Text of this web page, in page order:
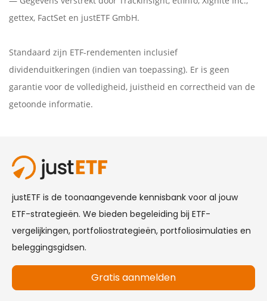
gettex, FactSet en justETF GmbH.
Standaard zijn ETF-rendementen inclusief
dividenduitkeringen (indien van toepassing). Er is geen
garantie voor de volledigheid, juistheid en correctheid van de
getoonde informatie.